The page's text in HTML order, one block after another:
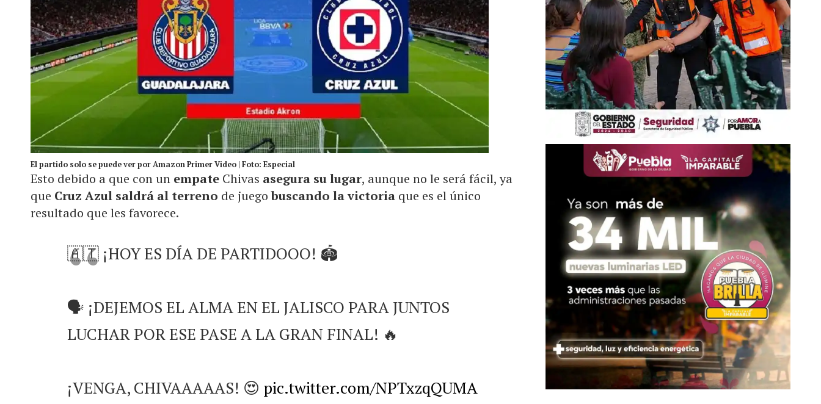
El partido solo se puede ver por Amazon Primer Video | Foto: Especial
Esto debido a que con un empate Chivas asegura su lugar, aunque no le será fácil, ya
que Cruz Azul saldrá al terreno de juegobuscando la victoria que es el único
resultado que les favorece.
🇦🇹 ¡HOY ES DÍA DE PARTIDOOO! 🏟️
🗣️ ¡DEJEMOS EL ALMA EN EL JALISCO PARA JUNTOS
LUCHAR POR ESE PASE A LA GRAN FINAL! 🔥
¡VENGA, CHIVAAAAAS! 😍 pic.twitter.com/NPTxzqQUMA